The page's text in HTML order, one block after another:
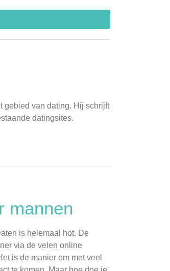
gebied van dating. Hij schrijft
datingsites.
mannen
is helemaal hot. De
via de velen online
is de manier om met veel